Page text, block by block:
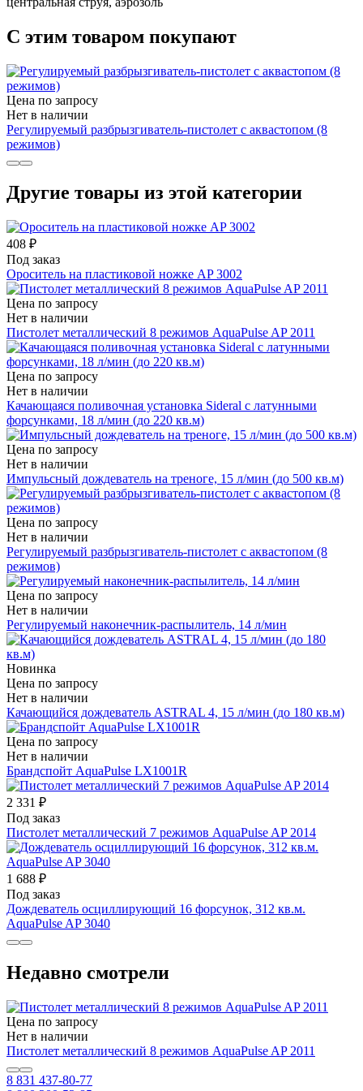
С этим товаром покупают
Цена по запросу
Нет в наличии
Регулируемый разбрызгиватель-пистолет с аквастопом (8
режимов)
Другие товары из этой категории
408 ₽
Под заказ
Ороситель на пластиковой ножке AP 3002
Цена по запросу
Нет в наличии
Пистолет металлический 8 режимов AquaPulse AP 2011
Цена по запросу
Нет в наличии
Качающаяся поливочная установка Sideral с латунными
форсунками, 18 л/мин (до 220 кв.м)
Цена по запросу
Нет в наличии
Импульсный дождеватель на треноге, 15 л/мин (до 500 кв.м)
Цена по запросу
Нет в наличии
Регулируемый разбрызгиватель-пистолет с аквастопом (8
режимов)
Цена по запросу
Нет в наличии
Регулируемый наконечник-распылитель, 14 л/мин
Новинка
Цена по запросу
Нет в наличии
Качающийся дождеватель ASTRAL 4, 15 л/мин (до 180 кв.м)
Цена по запросу
Нет в наличии
Брандспойт AquaPulse LX1001R
2 331 ₽
Под заказ
Пистолет металлический 7 режимов AquaPulse AP 2014
1 688 ₽
Под заказ
Дождеватель осциллирующий 16 форсунок, 312 кв.м.
AquaPulse AP 3040
Недавно смотрели
Цена по запросу
Нет в наличии
Пистолет металлический 8 режимов AquaPulse AP 2011
8 831 437-80-77